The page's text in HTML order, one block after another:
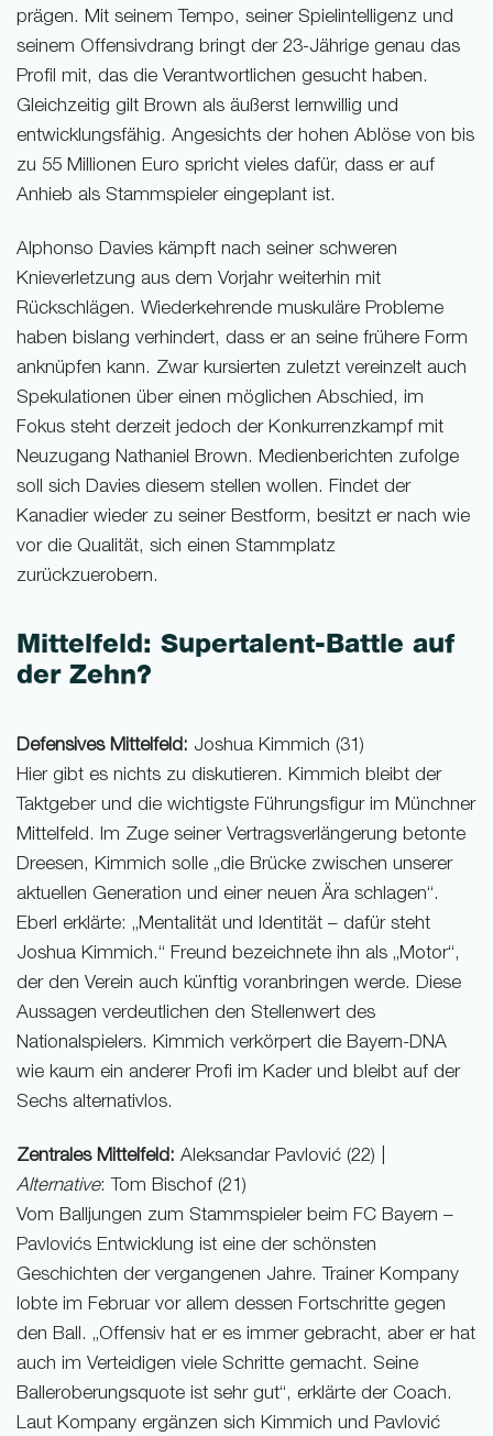
prägen. Mit seinem Tempo, seiner Spielintelligenz und
seinem Offensivdrang bringt der 23-Jährige genau das
Profil mit, das die Verantwortlichen gesucht haben.
Gleichzeitig gilt Brown als äußerst lernwillig und
entwicklungsfähig. Angesichts der hohen Ablöse von bis
zu 55 Millionen Euro spricht vieles dafür, dass er auf
Anhieb als Stammspieler eingeplant ist.
Alphonso Davies kämpft nach seiner schweren
Knieverletzung aus dem Vorjahr weiterhin mit
Rückschlägen. Wiederkehrende muskuläre Probleme
haben bislang verhindert, dass er an seine frühere Form
anknüpfen kann. Zwar kursierten zuletzt vereinzelt auch
Spekulationen über einen möglichen Abschied, im
Fokus steht derzeit jedoch der Konkurrenzkampf mit
Neuzugang Nathaniel Brown. Medienberichten zufolge
soll sich Davies diesem stellen wollen. Findet der
Kanadier wieder zu seiner Bestform, besitzt er nach wie
vor die Qualität, sich einen Stammplatz
zurückzuerobern.
Mittelfeld: Supertalent-Battle auf
der Zehn?
Defensives Mittelfeld: Joshua Kimmich (31)
Hier gibt es nichts zu diskutieren. Kimmich bleibt der
Taktgeber und die wichtigste Führungsfigur im Münchner
Mittelfeld. Im Zuge seiner Vertragsverlängerung betonte
Dreesen, Kimmich solle „die Brücke zwischen unserer
aktuellen Generation und einer neuen Ära schlagen“.
Eberl erklärte: „Mentalität und Identität – dafür steht
Joshua Kimmich.“ Freund bezeichnete ihn als „Motor“,
der den Verein auch künftig voranbringen werde. Diese
Aussagen verdeutlichen den Stellenwert des
Nationalspielers. Kimmich verkörpert die Bayern-DNA
wie kaum ein anderer Profi im Kader und bleibt auf der
Sechs alternativlos.
Zentrales Mittelfeld: Aleksandar Pavlović (22) |
Alternative: Tom Bischof (21)
Vom Balljungen zum Stammspieler beim FC Bayern –
Pavlovićs Entwicklung ist eine der schönsten
Geschichten der vergangenen Jahre. Trainer Kompany
lobte im Februar vor allem dessen Fortschritte gegen
den Ball. „Offensiv hat er es immer gebracht, aber er hat
auch im Verteidigen viele Schritte gemacht. Seine
Balleroberungsquote ist sehr gut“, erklärte der Coach.
Laut Kompany ergänzen sich Kimmich und Pavlović